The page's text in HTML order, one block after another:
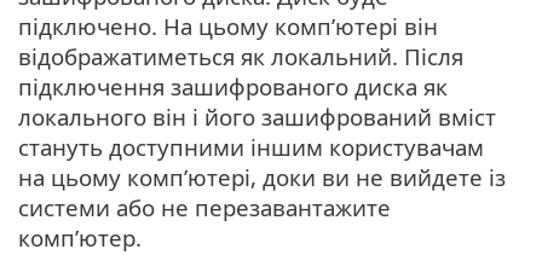
підключено. На цьому комп’ютері він
відображатиметься як локальний. Після
підключення зашифрованого диска як
локального він і його зашифрований вміст
стануть доступними іншим користувачам
на цьому комп’ютері, доки ви не вийдете із
системи або не перезавантажите
комп’ютер.